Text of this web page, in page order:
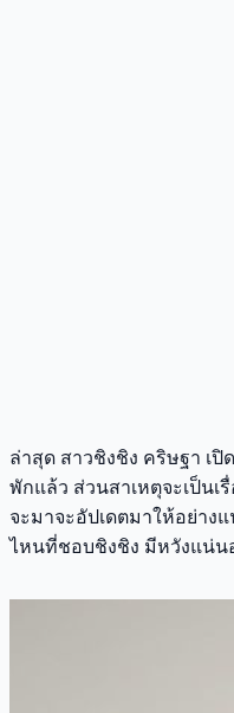
ล่าสุด สาวชิงชิง คริษฐา เ
พักแล้ว ส่วนสาเหตุจะเป็นเ
จะมาจะอัปเดตมาให้อย่าง
ไหนที่ชอบชิงชิง มีหวังแน่น